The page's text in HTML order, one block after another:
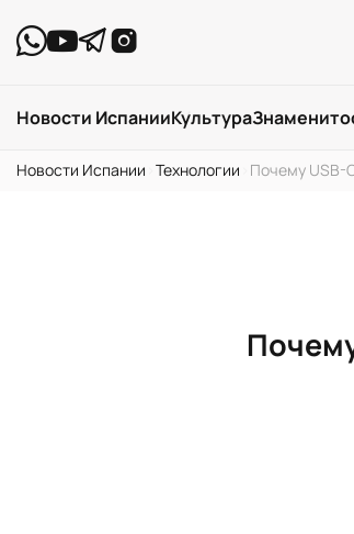
Новости ИспанииКультура
Новости Испании Технологии Почему USB-